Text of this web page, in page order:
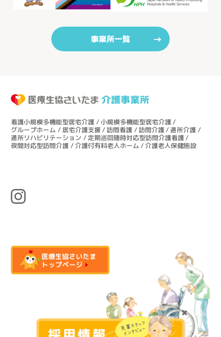
事業所一覧
看護小規模多機能型居宅介護
小規模多機能型居宅介護
グループホーム
居宅介護支援 訪問看護 訪問介護
通所介護
通所リハビリテーション
定期巡回随時対応型訪問介護看護
夜間対応型訪問介護
介護付有料老人ホーム 介護老人保健施設